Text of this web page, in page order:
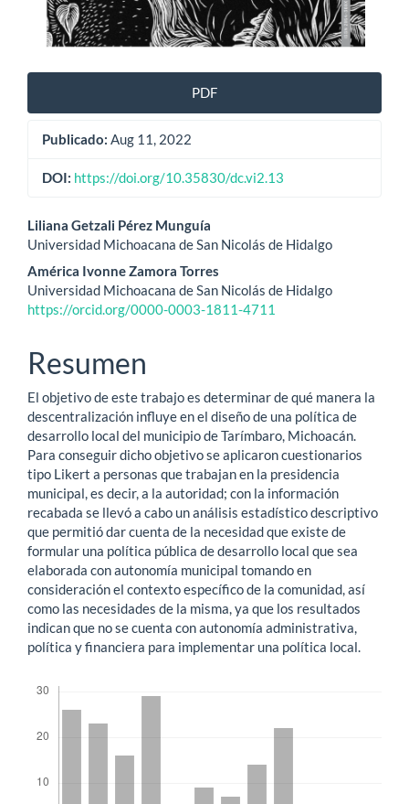
PDF
Publicado: Aug 11, 2022
DOI: https://doi.org/10.35830/dc.vi2.13
Contenido
principal
del
artículo
Liliana Getzali Pérez Munguía
Universidad Michoacana de San Nicolás de Hidalgo
América Ivonne Zamora Torres
Universidad Michoacana de San Nicolás de Hidalgo
https://orcid.org/0000-0003-1811-4711
Resumen
El objetivo de este trabajo es determinar de qué manera la
descentralización influye en el diseño de una política de
desarrollo local del municipio de Tarímbaro, Michoacán.
Para conseguir dicho objetivo se aplicaron cuestionarios
tipo Likert a personas que trabajan en la presidencia
municipal, es decir, a la autoridad; con la información
recabada se llevó a cabo un análisis estadístico descriptivo
que permitió dar cuenta de la necesidad que existe de
formular una política pública de desarrollo local que sea
elaborada con autonomía municipal tomando en
consideración el contexto específico de la comunidad, así
como las necesidades de la misma, ya que los resultados
indican que no se cuenta con autonomía administrativa,
política y financiera para implementar una política local.